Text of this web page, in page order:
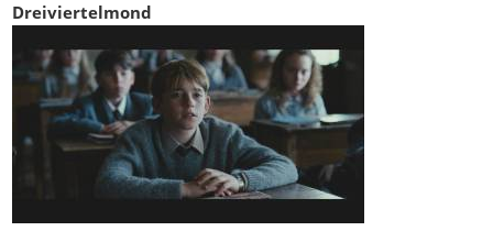
Dreiviertelmond